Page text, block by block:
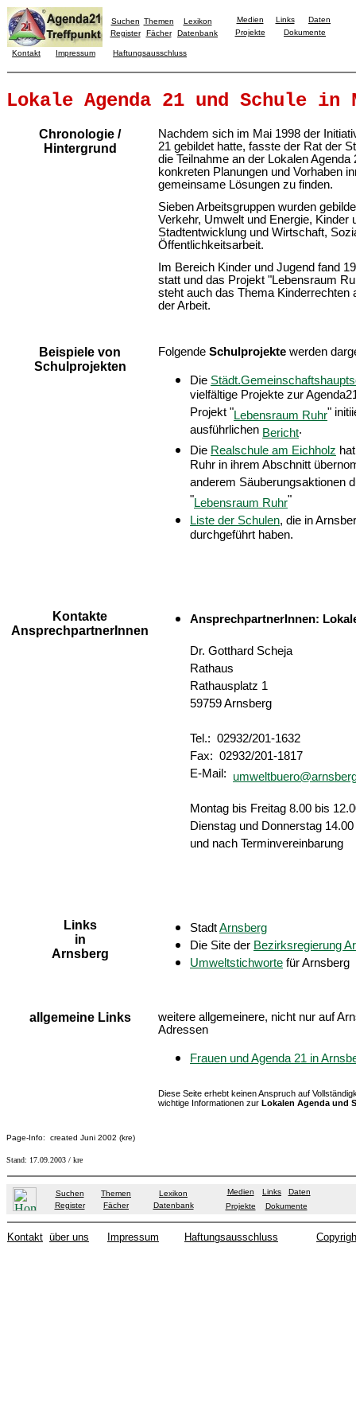
Suchen Themen
Lexikon
Register
Fächer Datenbank
Medien Links
Daten
Projekte
Dokumente
Kontakt Impressum Haftungsausschluss
Lokale Agenda 21 und Schule in
Chronologie /
Hintergrund
Nachdem sich im Mai 1998 der
21 gebildet hatte, fasste der Rat der
die Teilnahme an der Lokalen Agenda
konkreten Planungen und Vorhaben
gemeinsame Lösungen zu finden.
Sieben Arbeitsgruppen wurden
Verkehr, Umwelt und Energie, Kinder
Stadtentwicklung und Wirtschaft,
Öffentlichkeitsarbeit.
Im Bereich Kinder und Jugend fand
statt und das Projekt "Lebensraum
steht auch das Thema Kinderrechten
der Arbeit.
Beispiele von
Schulprojekten
Folgende Schulprojekte werden
Die
vielfältige Projekte zur
Projekt "Lebensraum Ruhr"
ausführlichen Bericht.
Die Realschule am Eichholz
Ruhr in ihrem Abschnitt
anderem Säuberungsaktionen
"Lebensraum Ruhr"
Liste der Schulen, die in
durchgeführt haben.
Kontakte
AnsprechpartnerInnen
AnsprechpartnerInnen:
Dr. Gotthard Scheja
Rathaus
Rathausplatz 1
59759 Arnsberg
Tel.: 02932/201-1632
Fax: 02932/201-1817
E-Mail:
Montag bis Freitag 8.00 bis
Dienstag und Donnerstag
und nach Terminvereinbarung
Links
in
Arnsberg
StadtArnsberg
Die Site der Bezirksregierung
Umweltstichworte für Arnsberg
allgemeine Links
weitere allgemeinere, nicht nur auf
Adressen
Frauen und Agenda 21 in
Diese Seite erhebt keinen Anspruch auf
wichtige Informationen zur Lokalen Agenda und
Page-Info: created Juni 2002 (kre)
Stand: 17.09.2003 / kre
Suchen Themen
Lexikon
Register
Fächer Datenbank
Medien Links
Daten
Projekte
Dokumente
Kontakt über uns Impressum Haftungsausschluss